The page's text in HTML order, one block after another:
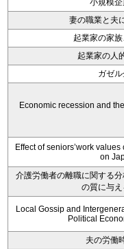
小規模
妻の職業と夫
起業家の家
起業家の人
ガゼ
Economic recession and
Effect of seniors’work
on
介護労働者の離職に関する
の質に与
Local Gossip and
Political
夫の労働